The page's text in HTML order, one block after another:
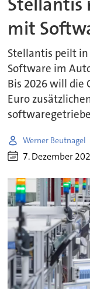
mit
Stellantis peilt
Software im
Bis 2026 will
Euro
Werner Beutnagel
7. Dezember